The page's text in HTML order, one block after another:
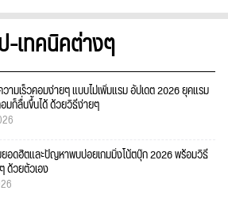
-เทคนิคต่างๆ
ามเร็วคอมง่ายๆ แบบไม่เพิ่มแรม อัปเดต 2026 ยุคแรม
มก็ลื่นขึ้นได้ ด้วยวิธีง่ายๆ
ยอดฮิตและปัญหาพบบ่อยเกมมิ่งโน้ตบุ๊ก 2026 พร้อมวิธี
ด้วยตัวเอง